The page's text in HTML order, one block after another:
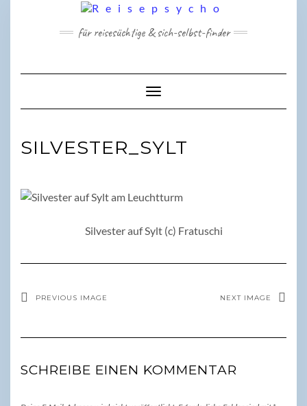
für reisesüchtige & sich-selbst-finder
Toggle Navigation
SILVESTER_SYLT
Silvester auf Sylt (c) Fratuschi
PREVIOUS IMAGE NEXT IMAGE
SCHREIBE EINEN KOMMENTAR